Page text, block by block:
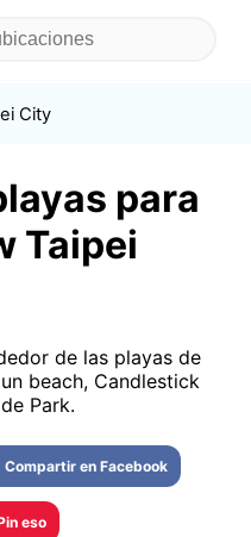
City
para
Taipei
de las playas de
beach, Candlestick
Park.
Compartir en Facebook
eso